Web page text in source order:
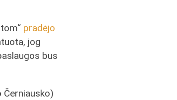
pradėjo
jog
bus